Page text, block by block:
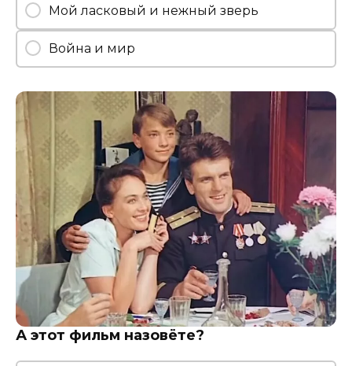
Мой ласковый и нежный зверь
Война и мир
А этот фильм назовёте?